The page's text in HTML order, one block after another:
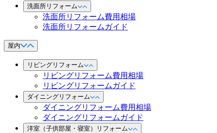
洗面所リフォーム
洗面所リフォーム費用相場
洗面所リフォームガイド
屋内
リビングリフォーム
リビングリフォーム費用相場
リビングリフォームガイド
ダイニングリフォーム
ダイニングリフォーム費用相場
ダイニングリフォームガイド
洋室（子供部屋・寝室）リフォーム